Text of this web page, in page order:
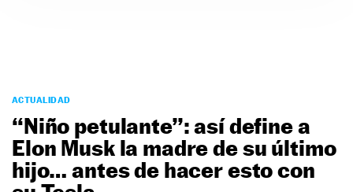
PODCAST
MOTOS
TECNOLOGÍA
SUPERCOCHES
MOTORTV
ACTUALIDAD
“Niño petulante”: así define a
Elon Musk la madre de su último
hijo… antes de hacer esto con